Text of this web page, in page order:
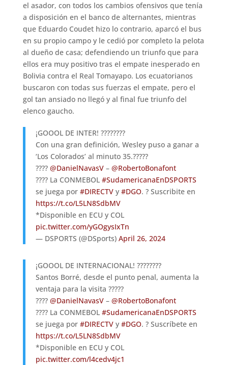
el asador, con todos los cambios ofensivos que tenía
a disposición en el banco de alternantes, mientras
que Eduardo Coudet hizo lo contrario, aparcó el bus
en su propio campo y le cedió por completo la pelota
al dueño de casa; defendiendo un triunfo que para
ellos era muy positivo tras el empate inesperado en
Bolivia contra el Real Tomayapo. Los ecuatorianos
buscaron con todas sus fuerzas el empate, pero el
gol tan ansiado no llegó y al final fue triunfo del
elenco gaucho.
¡GOOOL DE INTER! ????????
Con una gran definición, Wesley puso a ganar a
‘Los Colorados’ al minuto 35.?????
???? @DanielNavasV– @RobertoBonafont
???? La CONMEBOL #SudamericanaEnDSPORTS
se juega por #DIRECTVy #DGO. ? Suscribite en
https://t.co/L5LN8SdbMV
*Disponible en ECU y COL
pic.twitter.com/yGOgysIxTn
— DSPORTS (@DSports) April 26, 2024
¡GOOOL DE INTERNACIONAL! ????????
Santos Borré, desde el punto penal, aumenta la
ventaja para la visita ?????
???? @DanielNavasV– @RobertoBonafont
???? La CONMEBOL #SudamericanaEnDSPORTS
se juega por #DIRECTVy #DGO. ? Suscríbete en
https://t.co/L5LN8SdbMV
*Disponible en ECU y COL
pic.twitter.com/l4cedv4jc1